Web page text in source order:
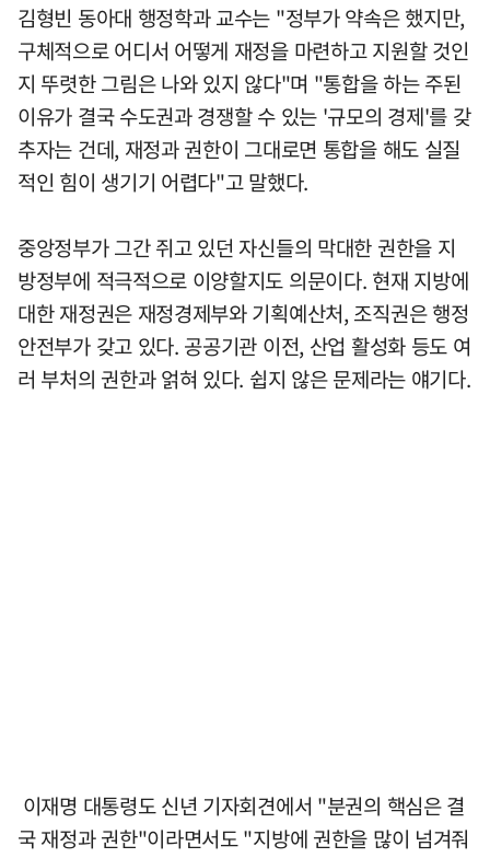
김형빈 동아대 행정학과 교수는 "정부가 약속은 했지만,
구체적으로 어디서 어떻게 재정을 마련하고 지원할 것인
지 뚜렷한 그림은 나와 있지 않다"며 "통합을 하는 주된
이유가 결국 수도권과 경쟁할 수 있는 '규모의 경제'를 갖
추자는 건데, 재정과 권한이 그대로면 통합을 해도 실질
적인 힘이 생기기 어렵다"고 말했다.
중앙정부가 그간 쥐고 있던 자신들의 막대한 권한을 지
방정부에 적극적으로 이양할지도 의문이다. 현재 지방에
대한 재정권은 재정경제부와 기획예산처, 조직권은 행정
안전부가 갖고 있다. 공공기관 이전, 산업 활성화 등도 여
러 부처의 권한과 얽혀 있다. 쉽지 않은 문제라는 얘기다.
이재명 대통령도 신년 기자회견에서 "분권의 핵심은 결
국 재정과 권한"이라면서도 "지방에 권한을 많이 넘겨줘